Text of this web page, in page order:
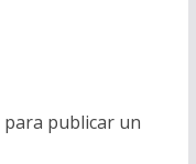
para publicar un